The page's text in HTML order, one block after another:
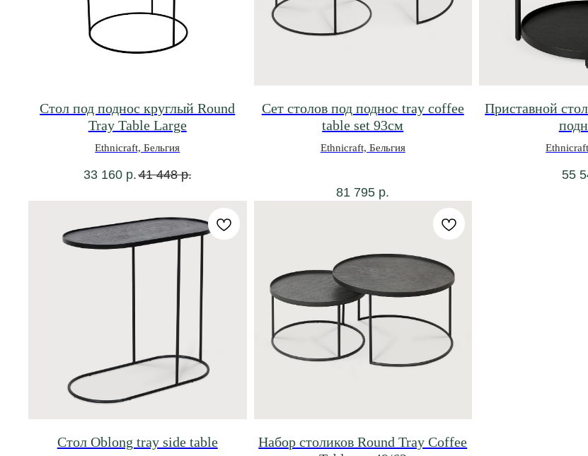
Стол под поднос круглый Round
Tray Table Large
Ethnicraft, Бельгия
33 160 р.41 448 р.
Сет столов под поднос tray coffee
table set 93см
Ethnicraft, Бельгия
81 795 р.
Приставной
55
Стол Oblong tray side table
Набор столиков Round Tray Coffee